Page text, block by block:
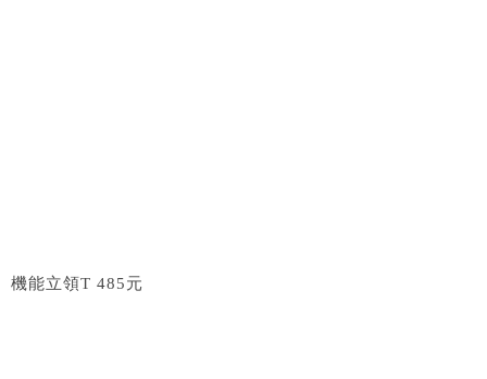
機能立領T 485元